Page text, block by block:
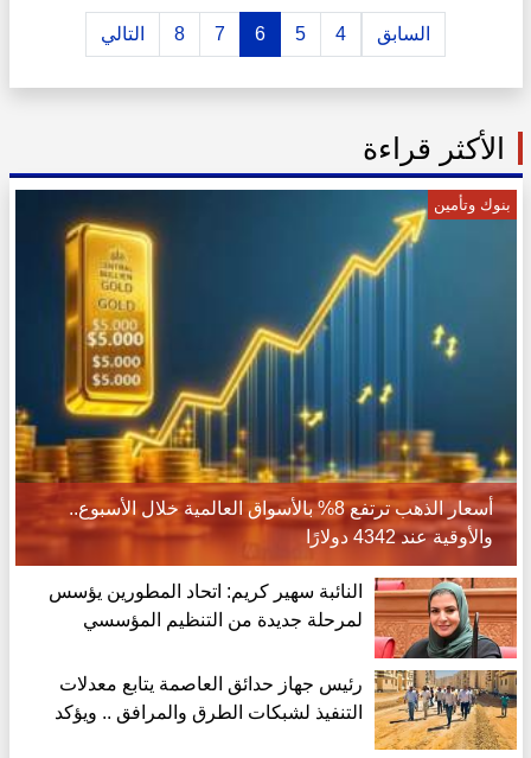
السابق 4
5
6
7
8 التالي
الأكثر قراءة
بنوك وتأمين
أسعار الذهب ترتفع 8% بالأسواق العالمية خلال الأسبوع..
والأوقية عند 4342 دولارًا
النائبة سهير كريم: اتحاد المطورين يؤسس
لمرحلة جديدة من التنظيم المؤسسي
رئيس جهاز حدائق العاصمة يتابع معدلات
التنفيذ لشبكات الطرق والمرافق .. ويؤكد